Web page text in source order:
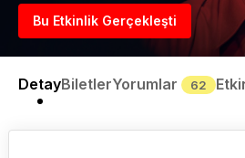
Bu Etkinlik Gerçekleşti
DetayBiletlerYorumlar 62